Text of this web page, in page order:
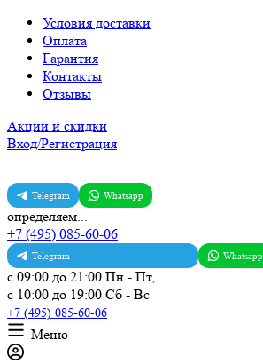
Условия доставки
Оплата
Гарантия
Контакты
Отзывы
Акции и скидки
Вход/Регистрация
Telegram Whatsapp
определяем...
+7 (495) 085-60-06
Telegram Whatsapp
с 09:00 до 21:00 Пн - Пт,
с 10:00 до 19:00 Сб - Вс
+7 (495) 085-60-06
Меню